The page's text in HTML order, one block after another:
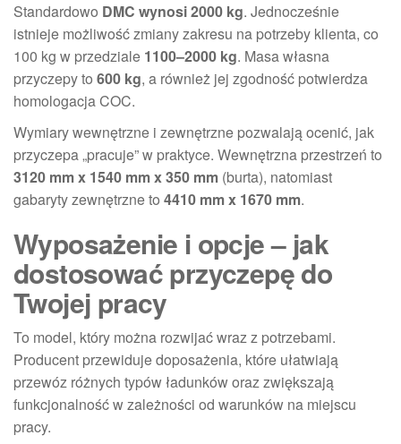
Standardowo DMC wynosi 2000 kg. Jednocześnie
istnieje możliwość zmiany zakresu na potrzeby klienta, co
100 kg w przedziale 1100–2000 kg. Masa własna
przyczepy to 600 kg, a również jej zgodność potwierdza
homologacja COC.
Wymiary wewnętrzne i zewnętrzne pozwalają ocenić, jak
przyczepa „pracuje” w praktyce. Wewnętrzna przestrzeń to
3120 mm x 1540 mm x 350 mm (burta), natomiast
gabaryty zewnętrzne to 4410 mm x 1670 mm.
Wyposażenie i opcje – jak
dostosować przyczepę do
Twojej pracy
To model, który można rozwijać wraz z potrzebami.
Producent przewiduje doposażenia, które ułatwiają
przewóz różnych typów ładunków oraz zwiększają
funkcjonalność w zależności od warunków na miejscu
pracy.